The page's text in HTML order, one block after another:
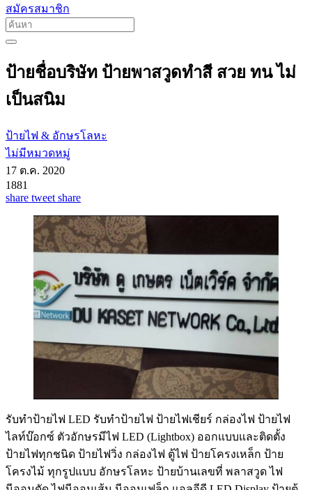
สมัครสมาชิก
ป้ายชื่อบริษัท ป้ายพาสวูดทำสี สวย ทน ไม่
เป็นสนิม
ป้ายไฟ & อักษรโลหะ
ไม่มีหมวดหมู่
17 ต.ค. 2020
1881
share tweet share
รับทําป้ายไฟ LED รับทำป้ายไฟ ป้ายไฟเชียร์ กล่องไฟ ป้ายไฟ
ไลท์บ๊อกซ์ ตัวอักษรมีไฟ LED (Lightbox) ออกแบบและติดตั้ง
ป้ายไฟทุกชนิด ป้ายไฟวิ่ง กล่องไฟ ตู้ไฟ ป้ายโครงเหล็ก ป้าย
โครงไม้ ทุกรูปแบบ อักษรโลหะ ป้ายบ้านเลขที่ พลาสวูด ไฟ